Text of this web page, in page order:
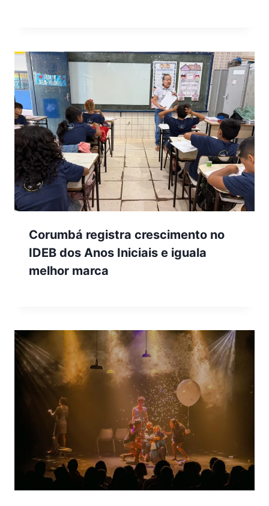
Corumbá registra crescimento no
IDEB dos Anos Iniciais e iguala
melhor marca